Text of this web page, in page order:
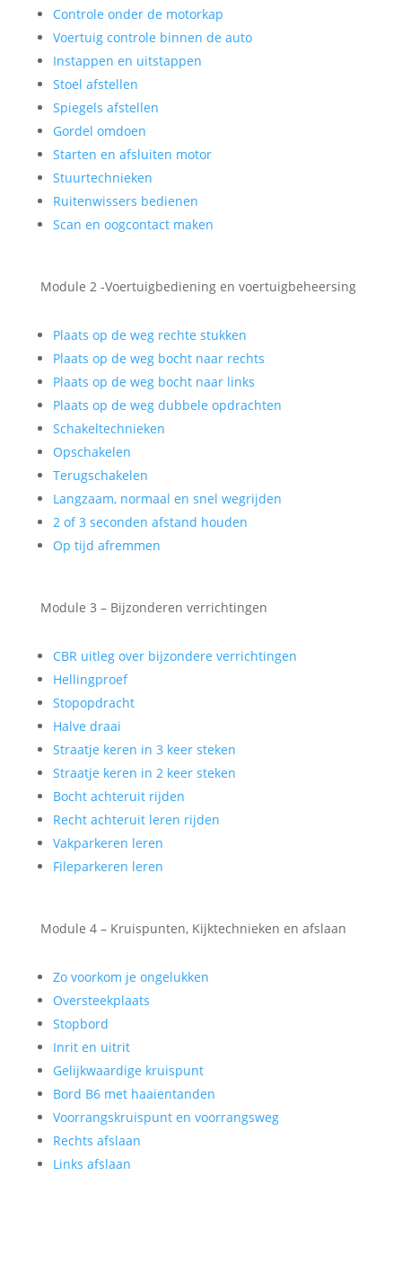
Controle onder de motorkap
Voertuig controle binnen de auto
Instappen en uitstappen
Stoel afstellen
Spiegels afstellen
Gordel omdoen
Starten en afsluiten motor
Stuurtechnieken
Ruitenwissers bedienen
Scan en oogcontact maken
Module 2 -Voertuigbediening en voertuigbeheersing
Plaats op de weg rechte stukken
Plaats op de weg bocht naar rechts
Plaats op de weg bocht naar links
Plaats op de weg dubbele opdrachten
Schakeltechnieken
Opschakelen
Terugschakelen
Langzaam, normaal en snel wegrijden
2 of 3 seconden afstand houden
Op tijd afremmen
Module 3 – Bijzonderen verrichtingen
CBR uitleg over bijzondere verrichtingen
Hellingproef
Stopopdracht
Halve draai
Straatje keren in 3 keer steken
Straatje keren in 2 keer steken
Bocht achteruit rijden
Recht achteruit leren rijden
Vakparkeren leren
Fileparkeren leren
Module 4 – Kruispunten, Kijktechnieken en afslaan
Zo voorkom je ongelukken
Oversteekplaats
Stopbord
Inrit en uitrit
Gelijkwaardige kruispunt
Bord B6 met haaientanden
Voorrangskruispunt en voorrangsweg
Rechts afslaan
Links afslaan